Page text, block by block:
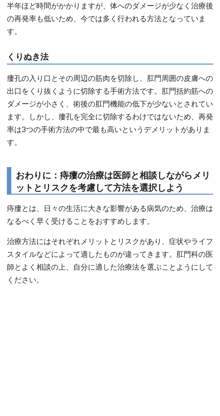
半年ほど時間がかかりますが、体へのダメージが少なく治療後
の再発率も低いため、今では多く行われる方法となっていま
す。
くりぬき法
瘻孔の入り口とその周辺の筋肉を切除し、肛門周囲の皮膚への
出口をくり抜くように切除する手術方法です。肛門括約筋への
ダメージが小さく、術後の肛門機能の低下が少ないとされてい
ます。しかし、瘻孔を完全に切除するわけではないため、再発
率は3つの手術方法の中で最も高いというデメリットがありま
す。
おわりに：痔瘻の治療は医師と相談しながらメリ
ットとリスクを考慮して方法を選択しよう
痔瘻とは、日々の生活に大きな影響がある病気のため、治療は
なるべく早く受けることをおすすめします。
治療方法にはそれぞれメリットとリスクがあり、症状やライフ
スタイルなどによって適したものが違ってきます。肛門科の医
師とよく相談の上、自分に適した治療法を選ぶことようにして
ください。